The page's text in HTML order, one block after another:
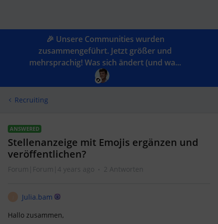
🎉 Unsere Communities wurden
zusammengeführt. Jetzt größer und
mehrsprachig! Was sich ändert (und wa...
Recruiting
ANSWERED
Stellenanzeige mit Emojis ergänzen und
veröffentlichen?
Forum|Forum|4 years ago 2 Antworten
Julia.bam
Hallo zusammen,